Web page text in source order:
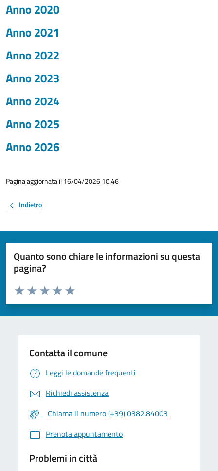
Anno 2020
Anno 2021
Anno 2022
Anno 2023
Anno 2024
Anno 2025
Anno 2026
Pagina aggiornata il 16/04/2026 10:46
Indietro
Quanto sono chiare le informazioni su questa
pagina?
Valuta da 1 a 5 stelle la pagina
Valuta 5 stelle su 5
Valuta 4 stelle su 5
Valuta 3 stelle su 5
Valuta 2 stelle su 5
Valuta 1 stelle su 5
Contatta il comune
Leggi le domande frequenti
Richiedi assistenza
Chiama il numero (+39) 0382.84003
Prenota appuntamento
Problemi in città